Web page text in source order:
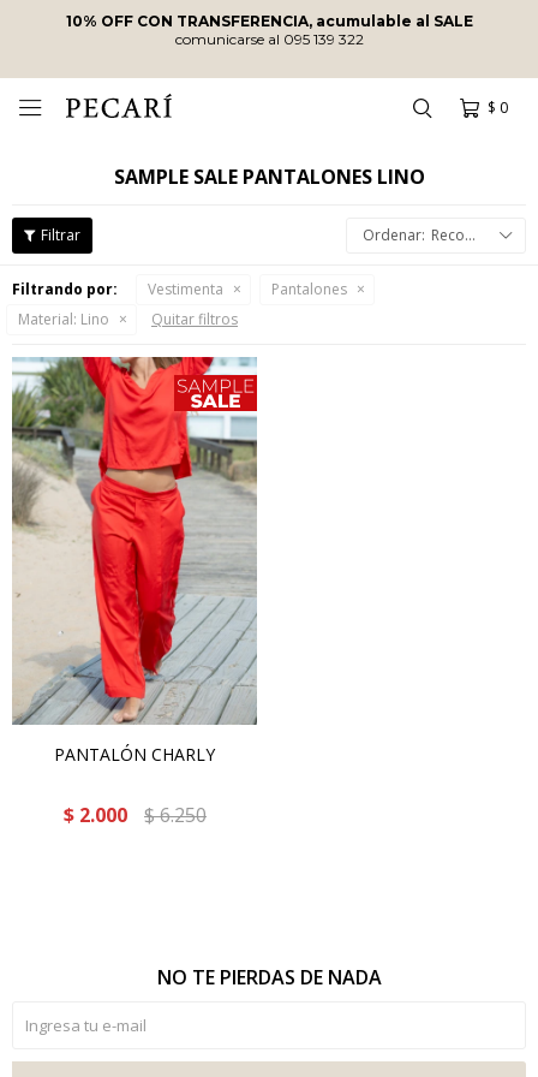
10% OFF CON TRANSFERENCIA, acumulable al SALE
comunicarse al 095 139 322
$ 0

SAMPLE SALE PANTALONES LINO
Recomendados
Filtrando por: Vestimenta
Pantalones
Material: Lino Quitar filtros
PANTALÓN CHARLY
$ 2.000 $6.250
NO TE PIERDAS DE NADA